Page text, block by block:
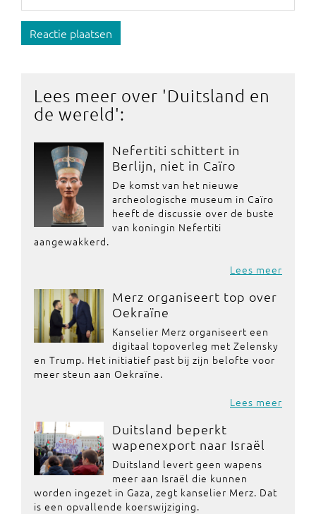
Reactie plaatsen
Lees meer over 'Duitsland en
de wereld':
Nefertiti schittert in
Berlijn, niet in Caïro
De komst van het nieuwe
archeologische museum in Caïro
heeft de discussie over de buste
van koningin Nefertiti
aangewakkerd.
Lees meer
Merz organiseert top over
Oekraïne
Kanselier Merz organiseert een
digitaal topoverleg met Zelensky
en Trump. Het initiatief past bij zijn belofte voor
meer steun aan Oekraïne.
Lees meer
Duitsland beperkt
wapenexport naar Israël
Duitsland levert geen wapens
meer aan Israël die kunnen
worden ingezet in Gaza, zegt kanselier Merz. Dat
is een opvallende koerswijziging.